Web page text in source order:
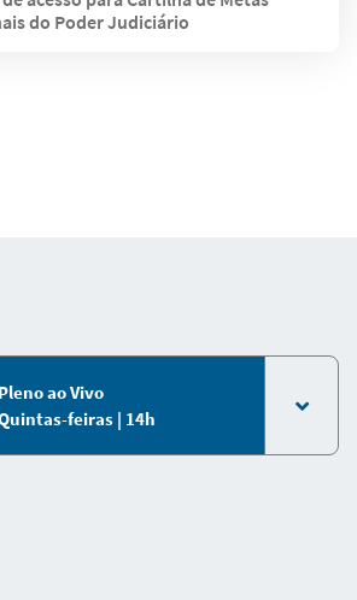
do Poder Judiciário
Pleno ao Vivo
Quintas-feiras | 14h